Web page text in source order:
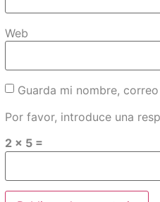
Web
Guarda mi nombre,
Por favor, introduce una
2 × 5 =